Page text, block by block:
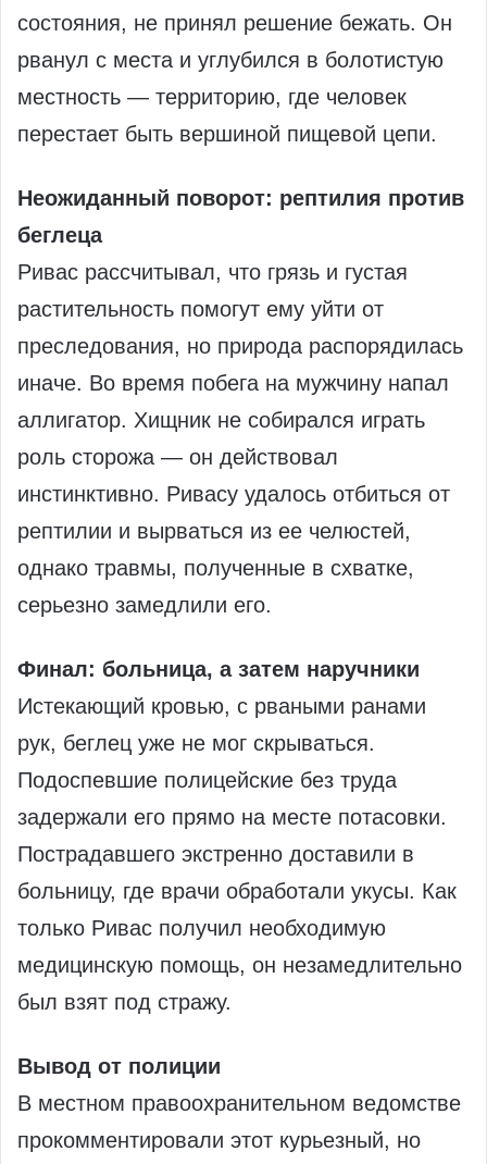
состояния, не принял решение бежать. Он
рванул с места и углубился в болотистую
местность — территорию, где человек
перестает быть вершиной пищевой цепи.
Неожиданный поворот: рептилия против
беглеца
Ривас рассчитывал, что грязь и густая
растительность помогут ему уйти от
преследования, но природа распорядилась
иначе. Во время побега на мужчину напал
аллигатор. Хищник не собирался играть
роль сторожа — он действовал
инстинктивно. Ривасу удалось отбиться от
рептилии и вырваться из ее челюстей,
однако травмы, полученные в схватке,
серьезно замедлили его.
Финал: больница, а затем наручники
Истекающий кровью, с рваными ранами
рук, беглец уже не мог скрываться.
Подоспевшие полицейские без труда
задержали его прямо на месте потасовки.
Пострадавшего экстренно доставили в
больницу, где врачи обработали укусы. Как
только Ривас получил необходимую
медицинскую помощь, он незамедлительно
был взят под стражу.
Вывод от полиции
В местном правоохранительном ведомстве
прокомментировали этот курьезный, но